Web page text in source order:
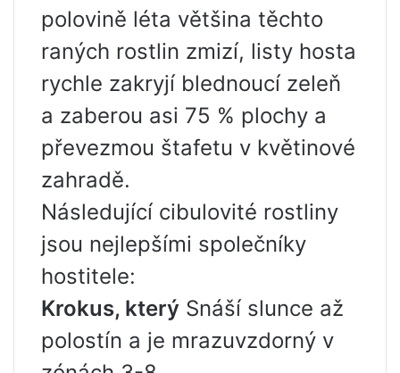
polovině léta většina těchto
raných rostlin zmizí, listy hosta
rychle zakryjí blednoucí zeleň
a zaberou asi 75 % plochy a
převezmou štafetu v květinové
zahradě.
Následující cibulovité rostliny
jsou nejlepšími společníky
hostitele:
Krokus, který Snáší slunce až
polostín a je mrazuvzdorný v